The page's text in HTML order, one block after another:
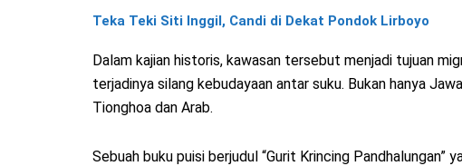
Teka Teki Siti Inggil, Candi di Dekat Pondok Lirboyo
Dalam kajian historis, kawasan tersebut menjadi tujuan
terjadinya silang kebudayaan antar suku. Bukan hanya
Tionghoa dan Arab.
Sebuah buku puisi berjudul “Gurit Krincing